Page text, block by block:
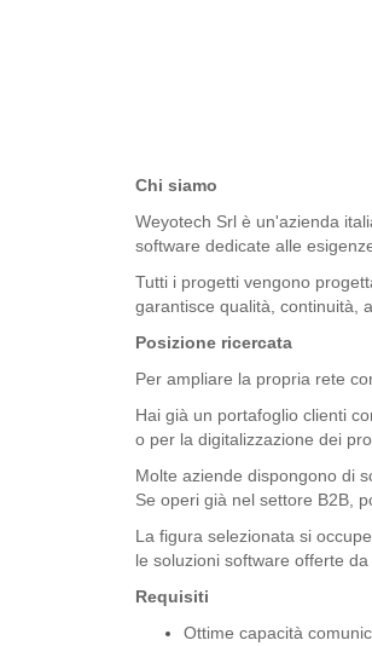
Chi siamo
Weyotech Srl è un'azienda
software dedicate alle
Tutti i progetti vengono
garantisce qualità, continuità,
Posizione ricercata
Per ampliare la propria rete
Hai già un portafoglio clienti
o per la digitalizzazione dei
Molte aziende dispongono di
Se operi già nel settore B2B,
La figura selezionata si
le soluzioni software offerte
Requisiti
Ottime capacità